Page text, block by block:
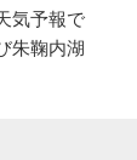
気予報で
朱鞠内湖